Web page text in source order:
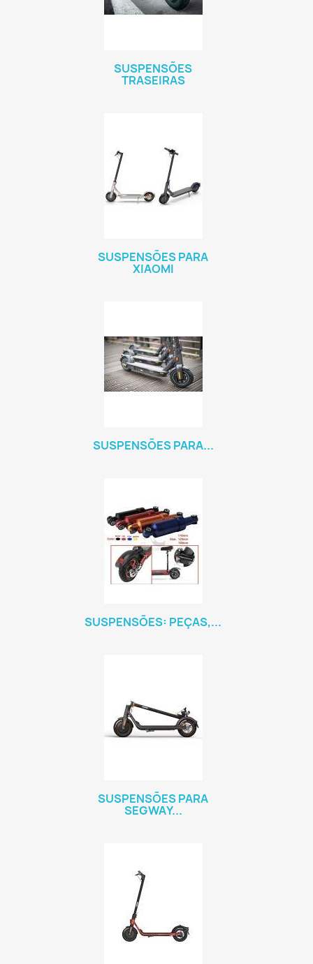
SUSPENSÕES
TRASEIRAS
SUSPENSÕES PARA
XIAOMI
SUSPENSÕES PARA...
SUSPENSÕES: PEÇAS,...
SUSPENSÕES PARA
SEGWAY...